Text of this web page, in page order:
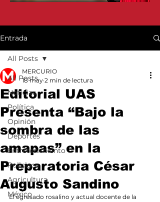
Entrada
All Posts
Noticias
Política
Opinión
Deportes
Entretenimiento
Policiaca
Agricultura
México
All Posts
Editorial UAS
Presenta “Bajo la
sombra de las
amapas” en la
Preparatoria César
Augusto Sandino
MERCURIO
18 may 2 min de lectura
El egresado rosalino y actual docente de la